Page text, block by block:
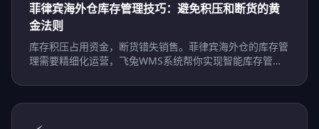
菲律宾海外仓库存管理技巧：避免积压和断货的黄
金法则
库存积压占用资金，断货错失销售。菲律宾海外仓的库存管
理需要精细化运营，飞兔WMS系统帮你实现智能库存管